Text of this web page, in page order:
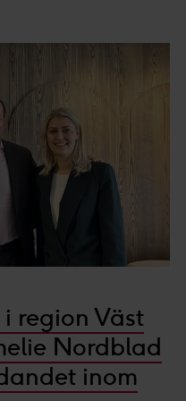
i region Väst
Nordblad
inom